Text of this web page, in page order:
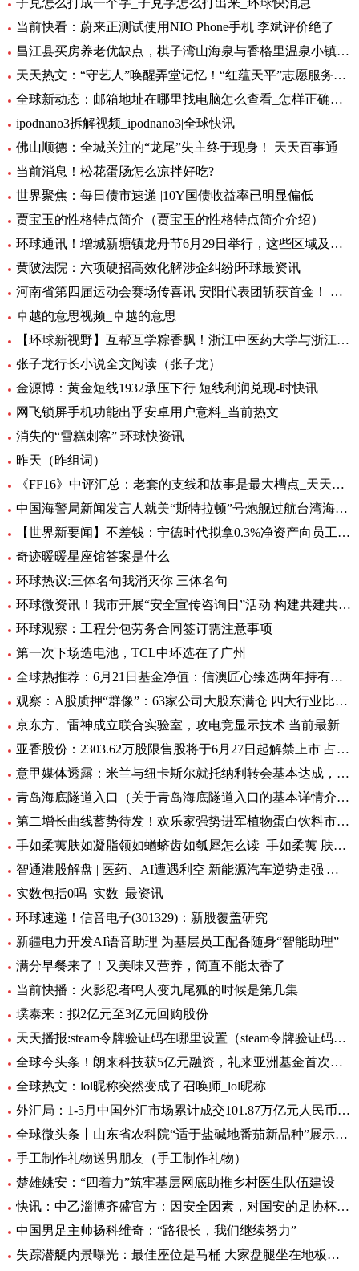
子兑怎么打成一个字_子兑字怎么打出来_环球快消息
当前快看：蔚来正测试使用NIO Phone手机 李斌评价绝了
昌江县买房养老优缺点，棋子湾山海泉与香格里温泉小镇养老生活成本对比！-全球今亮点
天天热文：“守艺人”唤醒弄堂记忆！“红蕴天平”志愿服务营造项目启动
全球新动态：邮箱地址在哪里找电脑怎么查看_怎样正确填写邮箱地址
ipodnano3拆解视频_ipodnano3|全球快讯
佛山顺德：全城关注的“龙尾”失主终于现身！ 天天百事通
当前消息！松花蛋肠怎么凉拌好吃?
世界聚焦：每日债市速递 |10Y国债收益率已明显偏低
贾宝玉的性格特点简介（贾宝玉的性格特点简介介绍）
环球通讯！增城新塘镇龙舟节6月29日举行，这些区域及路段将有交通管制
黄陂法院：六项硬招高效化解涉企纠纷|环球最资讯
河南省第四届运动会赛场传喜讯 安阳代表团斩获首金！ 环球新要闻
卓越的意思视频_卓越的意思
【环球新视野】互帮互学粽香飘！浙江中医药大学与浙江商职院国际学生共度端午
张子龙行长小说全文阅读（张子龙）
金源博：黄金短线1932承压下行 短线利润兑现-时快讯
网飞锁屏手机功能出乎安卓用户意料_当前热文
消失的“雪糕刺客” 环球快资讯
昨天（昨组词）
《FF16》中评汇总：老套的支线和故事是最大槽点_天天头条
中国海警局新闻发言人就美“斯特拉顿”号炮舰过航台湾海峡发表谈话|每日动态
【世界新要闻】不差钱：宁德时代拟拿0.3%净资产向员工提供无息借款，支持购自住商品房
奇迹暖暖星座馆答案是什么
环球热议:三体名句我消灭你 三体名句
环球微资讯！我市开展“安全宣传咨询日”活动 构建共建共治共享安全生产格局
环球观察：工程分包劳务合同签订需注意事项
第一次下场造电池，TCL中环选在了广州
全球热推荐：6月21日基金净值：信澳匠心臻选两年持有期混合最新净值1.1771，跌4.47%
观察：A股质押“群像”：63家公司大股东满仓 四大行业比例大降
京东方、雷神成立联合实验室，攻电竞显示技术 当前最新
亚香股份：2303.62万股限售股将于6月27日起解禁上市 占公司总股本的28.51%
意甲媒体透露：米兰与纽卡斯尔就托纳利转会基本达成，球员已答应 环球新资讯
青岛海底隧道入口（关于青岛海底隧道入口的基本详情介绍）
第二增长曲线蓄势待发！欢乐家强势进军植物蛋白饮料市场 今日热讯
手如柔荑肤如凝脂领如蝤蛴齿如瓠犀怎么读_手如柔荑 肤如凝脂 领如蝤蛴 齿如瓠犀 螓首蛾眉 巧笑倩兮 美
智通港股解盘 | 医药、AI遭遇利空 新能源汽车逆势走强|环球播资讯
实数包括0吗_实数_最资讯
环球速递！信音电子(301329)：新股覆盖研究
新疆电力开发AI语音助理 为基层员工配备随身“智能助理”
满分早餐来了！又美味又营养，简直不能太香了
当前快播：火影忍者鸣人变九尾狐的时候是第几集
璞泰来：拟2亿元至3亿元回购股份
天天播报:steam令牌验证码在哪里设置（steam令牌验证码在哪）
全球今头条！朗来科技获5亿元融资，礼来亚洲基金首次投资湖北
全球热文：lol昵称突然变成了召唤师_lol昵称
外汇局：1-5月中国外汇市场累计成交101.87万亿元人民币-讯息
全球微头条丨山东省农科院“适于盐碱地番茄新品种”展示会在利津县农业双创中心举行
手工制作礼物送男朋友（手工制作礼物）
楚雄姚安：“四着力”筑牢基层网底助推乡村医生队伍建设
快讯：中乙淄博齐盛官方：因安全因素，对国安的足协杯不对外开放
中国男足主帅扬科维奇：“路很长，我们继续努力”
失踪潜艇内景曝光：最佳座位是马桶 大家盘腿坐在地板上|世界观焦点